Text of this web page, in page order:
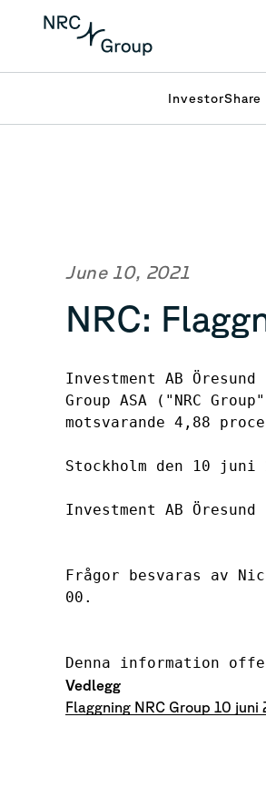
Investor
June 10, 2021
NRC:
Investment AB
Group ASA ("NRC
motsvarande 4,88
Stockholm den 10 juni
Investment AB
Frågor besvaras av
00.
Denna information
Vedlegg
Flaggning NRC Group 10 juni